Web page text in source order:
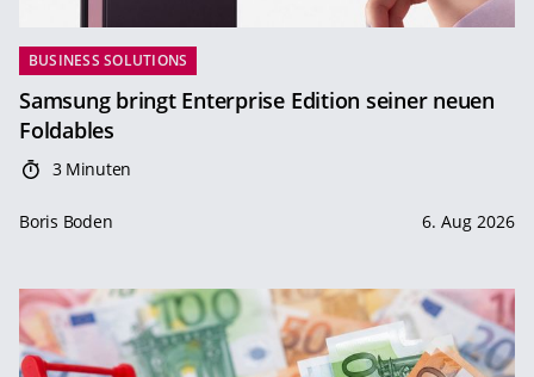
BUSINESS SOLUTIONS
Samsung bringt Enterprise Edition seiner neuen
Foldables
3 Minuten
Boris Boden 6. Aug 2026